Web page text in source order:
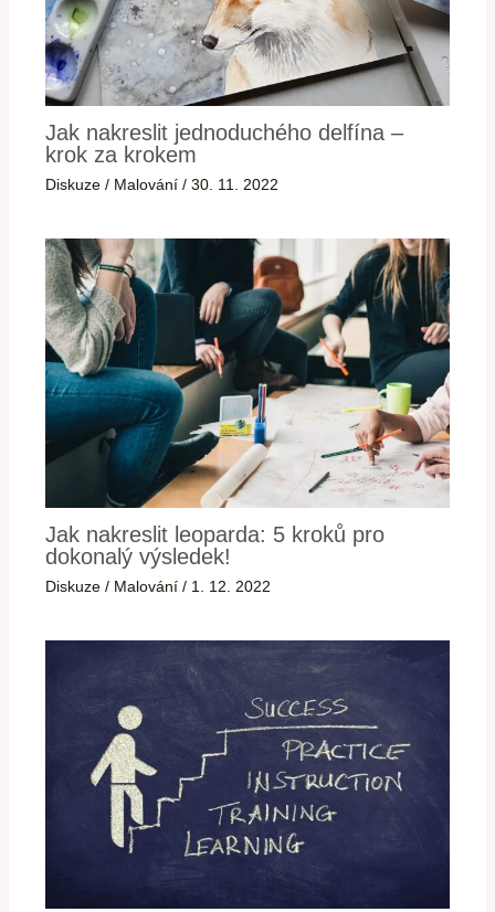
Jak nakreslit jednoduchého delfína –
krok za krokem
Diskuze / Malování /30. 11. 2022
Jak nakreslit leoparda: 5 kroků pro
dokonalý výsledek!
Diskuze / Malování / 1. 12. 2022